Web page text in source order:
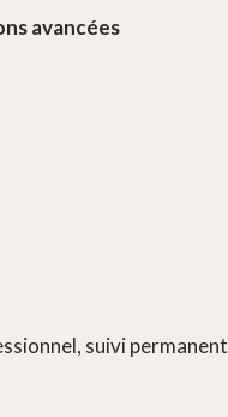
avancées
suivi permanent